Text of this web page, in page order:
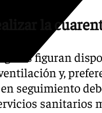
la
figuran
y,
en seguimiento
sanitarios